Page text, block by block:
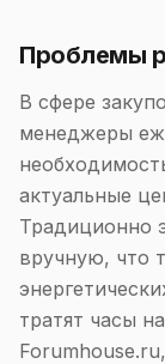
Проблемы
В сфере
менеджеры
актуальные
Традиционно
вручную, что
тратят часы